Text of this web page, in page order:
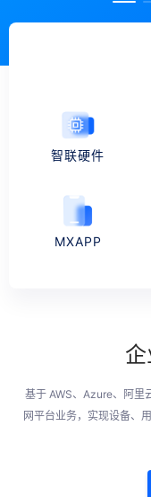
智联硬件
MXAPP
基于 AWS、Azure、阿里
网平台业务，实现设备、